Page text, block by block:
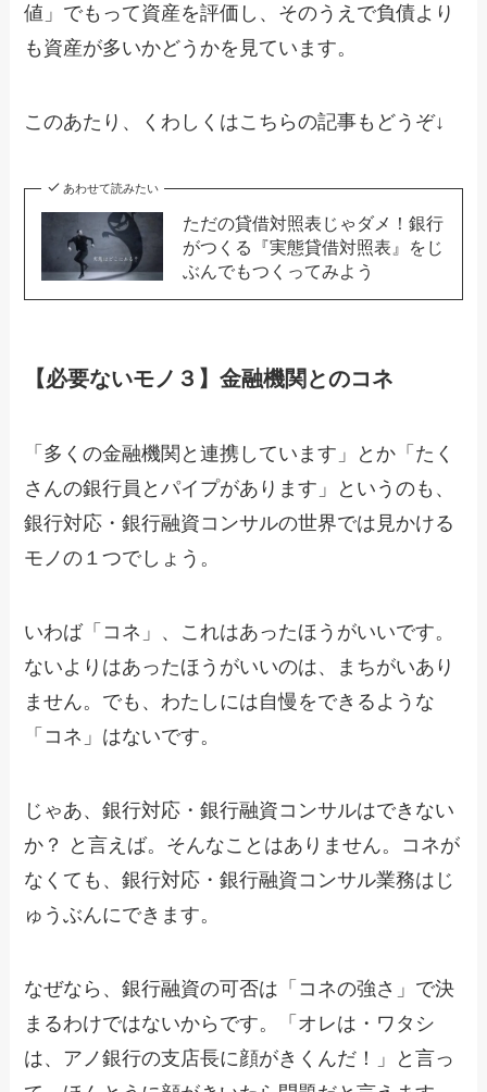
値」でもって資産を評価し、そのうえで負債より
も資産が多いかどうかを見ています。
このあたり、くわしくはこちらの記事もどうぞ↓
あわせて読みたい
ただの貸借対照表じゃダメ！銀行
がつくる『実態貸借対照表』をじ
ぶんでもつくってみよう
【必要ないモノ３】金融機関とのコネ
「多くの金融機関と連携しています」とか「たく
さんの銀行員とパイプがあります」というのも、
銀行対応・銀行融資コンサルの世界では見かける
モノの１つでしょう。
いわば「コネ」、これはあったほうがいいです。
ないよりはあったほうがいいのは、まちがいあり
ません。でも、わたしには自慢をできるような
「コネ」はないです。
じゃあ、銀行対応・銀行融資コンサルはできない
か？ と言えば。そんなことはありません。コネが
なくても、銀行対応・銀行融資コンサル業務はじ
ゅうぶんにできます。
なぜなら、銀行融資の可否は「コネの強さ」で決
まるわけではないからです。「オレは・ワタシ
は、アノ銀行の支店長に顔がきくんだ！」と言っ